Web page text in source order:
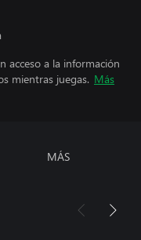
acceso a la información
mientras juegas. Más
MÁS